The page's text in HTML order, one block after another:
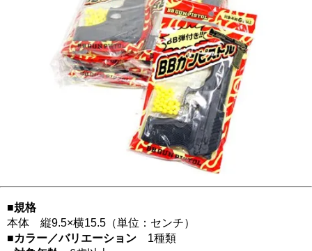
■規格
本体 縦9.5×横15.5（単位：センチ）
■カラー／バリエーション 1種類